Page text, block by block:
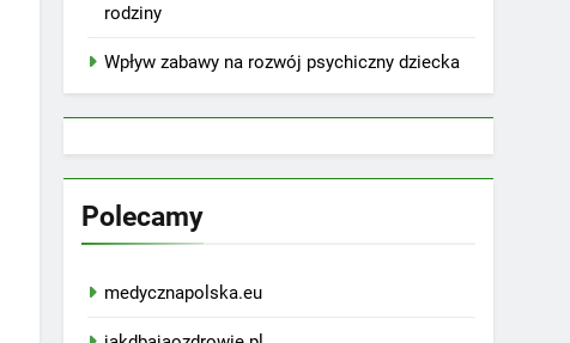
rodziny
Wpływ zabawy na rozwój psychiczny dziecka
Polecamy
medycznapolska.eu